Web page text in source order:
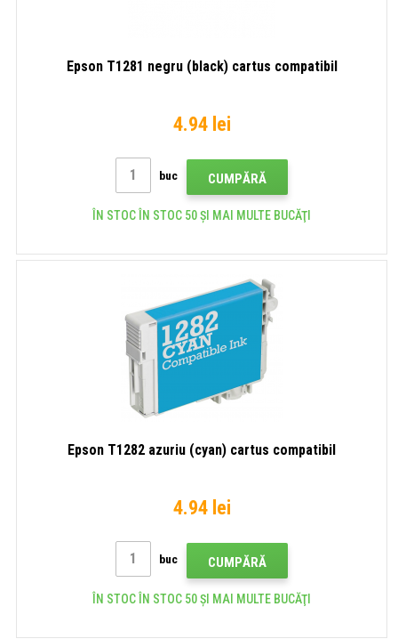
Epson T1281 negru (black) cartus compatibil
4.94 lei
buc CUMPĂRĂ
ÎN STOC ÎN STOC 50 ȘI MAI MULTE BUCĂŢI
Epson T1282 azuriu (cyan) cartus compatibil
4.94 lei
buc CUMPĂRĂ
ÎN STOC ÎN STOC 50 ȘI MAI MULTE BUCĂŢI